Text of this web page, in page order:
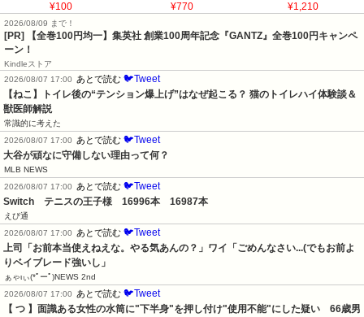
¥100 ¥770 ¥1,210
2026/08/09 まで！
[PR]
【全巻100円均一】集英社 創業100周年記念『GANTZ』全巻100円キャンペ
ーン！
Kindleストア
2026/08/07 17:00
あとで読む 🐦Tweet
【ねこ】トイレ後の“テンション爆上げ”はなぜ起こる？ 猫のトイレハイ体験談＆
獣医師解説
常識的に考えた
2026/08/07 17:00
あとで読む 🐦Tweet
大谷が頑なに守備しない理由って何？
MLB NEWS
2026/08/07 17:00
あとで読む 🐦Tweet
Switch　テニスの王子様　16996本　16987本
えび通
2026/08/07 17:00
あとで読む 🐦Tweet
上司「お前本当使えねえな。やる気あんの？」ワイ「ごめんなさい...(でもお前よ
りベイブレード強いし」
ぁゃιぃ(*ﾟーﾟ)NEWS 2nd
2026/08/07 17:00
あとで読む 🐦Tweet
【 つ 】面識ある女性の水筒に"下半身"を押し付け"使用不能"にした疑い　66歳男